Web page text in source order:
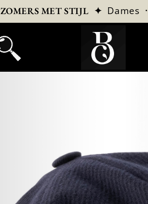
ZOMERS MET STIJL ✦ Dames